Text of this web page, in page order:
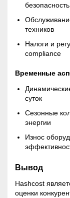
безопасность
техников
Налоги и
compliance
Временные
суток
Сезонные
энергии
Износ
Вывод
Hashcost
оценки